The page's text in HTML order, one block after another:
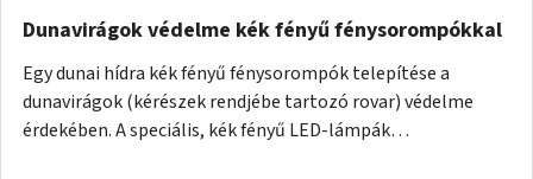
Dunavirágok védelme kék fényű fénysorompókkal
Egy dunai hídra kék fényű fénysorompók telepítése a
dunavirágok (kérészek rendjébe tartozó rovar) védelme
érdekében. A speciális, kék fényű LED-lámpák